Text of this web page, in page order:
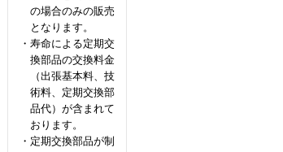
の場合のみの販売
となります。
・寿命による定期交
換部品の交換料金
（出張基本料、技
術料、定期交換部
品代）が含まれて
おります。
・定期交換部品が制